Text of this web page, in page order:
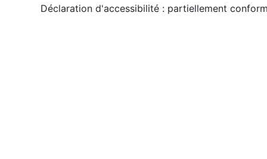
Déclaration d'accessibilité : partiellement